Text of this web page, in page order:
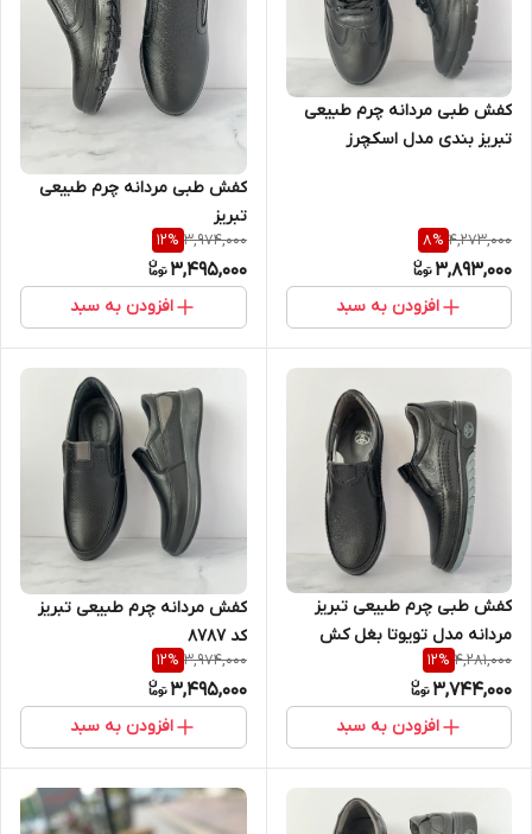
کفش طبی مردانه چرم طبیعی
تبریز بندی مدل اسکچرز
4,273,000
8%
3,893,000
افزودن به سبد
کفش طبی مردانه چرم طبیعی
تبریز
3,974,000
12%
3,495,000
افزودن به سبد
کفش طبی چرم طبیعی تبریز
مردانه مدل تویوتا بغل کش
4,281,000
12%
3,744,000
افزودن به سبد
کفش مردانه چرم طبیعی تبریز
کد ۸۷۸۷
3,974,000
12%
3,495,000
افزودن به سبد